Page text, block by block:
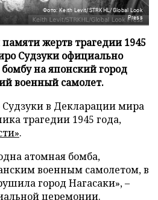
Фото: Keith Levit/STRKHL/Global Look
Press
жертв трагедии 1945
Судзуки официально
на японский город
военный самолет.
Судзуки в Декларации мира
трагедии 1945 года,
.
атомная бомба,
военным самолетом, в
город Нагасаки», –
церемонии.